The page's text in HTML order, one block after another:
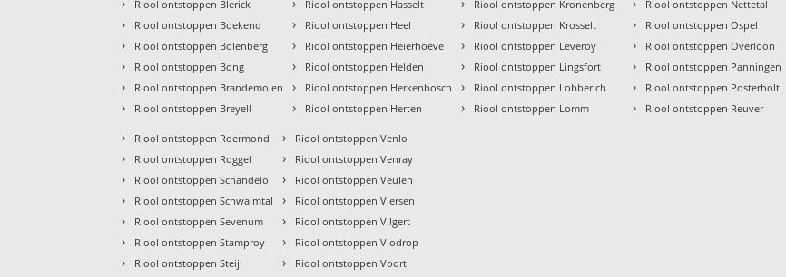
Riool ontstoppen Blerick
› Riool ontstoppen Boekend
› Riool ontstoppen Bolenberg
› Riool ontstoppen Bong
› Riool ontstoppen Brandemolen
› Riool ontstoppen Breyell
Riool ontstoppen Hasselt
› Riool ontstoppen Heel
› Riool ontstoppen Heierhoeve
› Riool ontstoppen Helden
› Riool ontstoppen Herkenbosch
› Riool ontstoppen Herten
Riool ontstoppen Kronenberg
› Riool ontstoppen Krosselt
› Riool ontstoppen Leveroy
› Riool ontstoppen Lingsfort
› Riool ontstoppen Lobberich
› Riool ontstoppen Lomm
Riool ontstoppen Nettetal
› Riool ontstoppen Ospel
› Riool ontstoppen Overloon
› Riool ontstoppen Panningen
› Riool ontstoppen Posterholt
› Riool ontstoppen Reuver
› Riool ontstoppen Roermond
› Riool ontstoppen Roggel
› Riool ontstoppen Schandelo
› Riool ontstoppen Schwalmtal
› Riool ontstoppen Sevenum
› Riool ontstoppen Stamproy
› Riool ontstoppen Steijl
› Riool ontstoppen Venlo
› Riool ontstoppen Venray
› Riool ontstoppen Veulen
› Riool ontstoppen Viersen
› Riool ontstoppen Vilgert
› Riool ontstoppen Vlodrop
› Riool ontstoppen Voort